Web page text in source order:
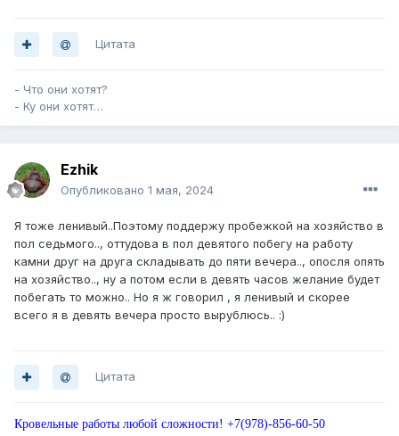
Цитата
- Что они хотят?
- Ку они хотят…
Ezhik
Опубликовано 1 мая, 2024
Я тоже ленивый..Поэтому поддержу пробежкой на хозяйство в
пол седьмого.., оттудова в пол девятого побегу на работу
камни друг на друга складывать до пяти вечера.., опосля опять
на хозяйство.., ну а потом если в девять часов желание будет
побегать то можно.. Но я ж говорил , я ленивый и скорее
всего я в девять вечера просто вырублюсь.. :)
Цитата
Кровельные работы любой сложности! +7(978)-856-60-50